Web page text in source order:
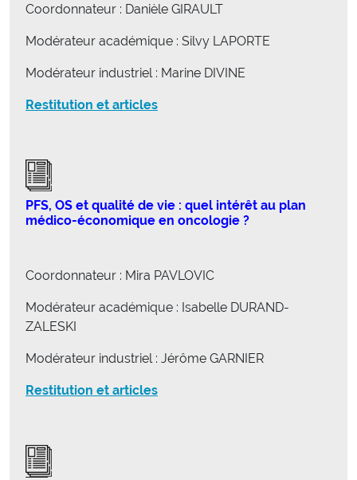
Coordonnateur : Danièle GIRAULT
Modérateur académique : Silvy LAPORTE
Modérateur industriel : Marine DIVINE
Restitution et articles
PFS, OS et qualité de vie : quel intérêt au plan
médico-économique en oncologie ?
Coordonnateur : Mira PAVLOVIC
Modérateur académique : Isabelle DURAND-
ZALESKI
Modérateur industriel : Jérôme GARNIER
Restitution et articles